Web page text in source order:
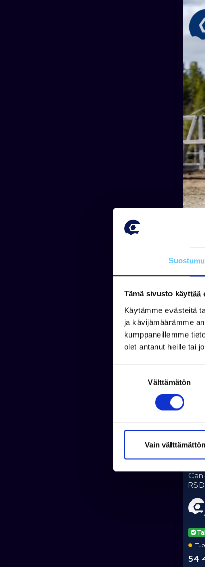
Tämä sivusto käyttää
Käytämme evästeitä
ja kävijämäärämme
kumppaneillemme
olet antanut heille tai
k
Välttämätön
Vain
RS
54